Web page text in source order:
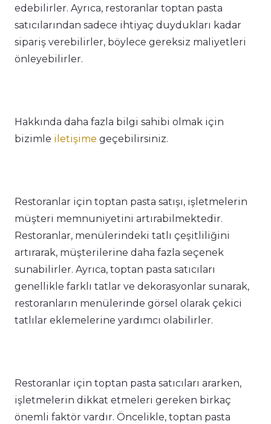
edebilirler. Ayrıca, restoranlar toptan pasta
satıcılarından sadece ihtiyaç duydukları kadar
sipariş verebilirler, böylece gereksiz maliyetleri
önleyebilirler.
Hakkında daha fazla bilgi sahibi olmak için
bizimle iletişime geçebilirsiniz.
Restoranlar için toptan pasta satışı, işletmelerin
müşteri memnuniyetini artırabilmektedir.
Restoranlar, menülerindeki tatlı çeşitliliğini
artırarak, müşterilerine daha fazla seçenek
sunabilirler. Ayrıca, toptan pasta satıcıları
genellikle farklı tatlar ve dekorasyonlar sunarak,
restoranların menülerinde görsel olarak çekici
tatlılar eklemelerine yardımcı olabilirler.
Restoranlar için toptan pasta satıcıları ararken,
işletmelerin dikkat etmeleri gereken birkaç
önemli faktör vardır. Öncelikle, toptan pasta